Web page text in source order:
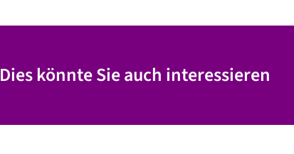
Dies könnte Sie auch interessieren